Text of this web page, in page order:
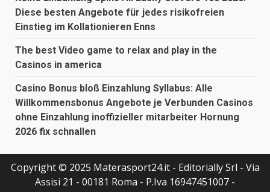
Diese besten Angebote für jedes risikofreien
Einstieg im Kollationieren Enns
The best Video game to relax and play in the
Casinos in america
Casino Bonus bloß Einzahlung Syllabus: Alle
Willkommensbonus Angebote je Verbunden Casinos
ohne Einzahlung inoffizieller mitarbeiter Hornung
2026 fix schnallen
Copyright © 2025 Materasport24.it - Editorially Srl - Via
Assisi 21 - 00181 Roma - P.Iva 16947451007 -